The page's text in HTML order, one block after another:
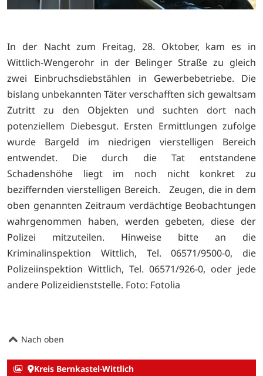
In der Nacht zum Freitag, 28. Oktober, kam es in
Wittlich-Wengerohr in der Belinger Straße zu gleich
zwei Einbruchsdiebstählen in Gewerbebetriebe. Die
bislang unbekannten Täter verschafften sich gewaltsam
Zutritt zu den Objekten und suchten dort nach
potenziellem Diebesgut. Ersten Ermittlungen zufolge
wurde Bargeld im niedrigen vierstelligen Bereich
entwendet. Die durch die Tat entstandene
Schadenshöhe liegt im noch nicht konkret zu
beziffernden vierstelligen Bereich. Zeugen, die in dem
oben genannten Zeitraum verdächtige Beobachtungen
wahrgenommen haben, werden gebeten, diese der
Polizei mitzuteilen. Hinweise bitte an die
Kriminalinspektion Wittlich, Tel. 06571/9500-0, die
Polizeiinspektion Wittlich, Tel. 06571/926-0, oder jede
andere Polizeidienststelle. Foto: Fotolia
Nach oben
Kreis Bernkastel-Wittlich